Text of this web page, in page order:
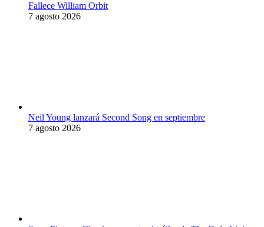
Fallece William Orbit
7 agosto 2026
Neil Young lanzará Second Song en septiembre
7 agosto 2026